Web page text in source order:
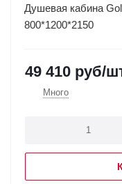
Душевая кабина
800*1200*2150
49 410 руб/
Много